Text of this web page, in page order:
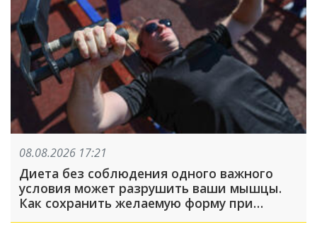
08.08.2026 17:21
Диета без соблюдения одного важного
условия может разрушить ваши мышцы.
Как сохранить желаемую форму при
похудении?